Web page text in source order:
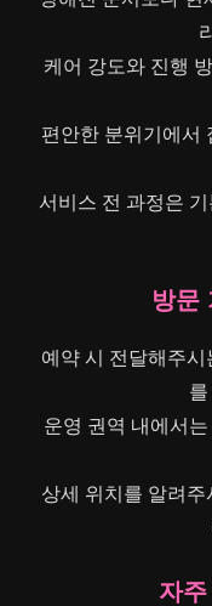
케어 강도와 진행
편안한 분위기에서
서비스 전 과정은
방문
예약 시 전달해주
운영 권역 내에서
상세 위치를 알려
자